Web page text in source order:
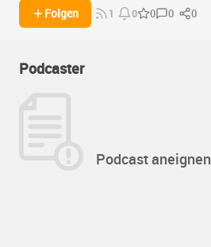
Folgen 1 0 0 0 0
Podcaster
Podcast aneignen